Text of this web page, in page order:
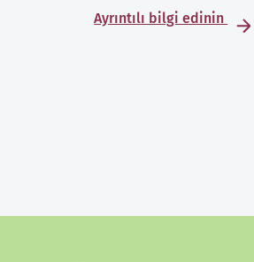
Ayrıntılı bilgi edinin